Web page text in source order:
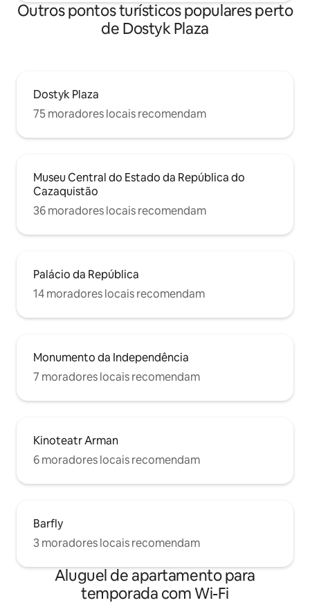
Outros pontos turísticos populares perto
de Dostyk Plaza
Dostyk Plaza
75 moradores locais recomendam
Museu Central do Estado da República do
Cazaquistão
36 moradores locais recomendam
Palácio da República
14 moradores locais recomendam
Monumento da Independência
7 moradores locais recomendam
Kinoteatr Arman
6 moradores locais recomendam
Barfly
3 moradores locais recomendam
Aluguel de apartamento para
temporada com Wi-Fi